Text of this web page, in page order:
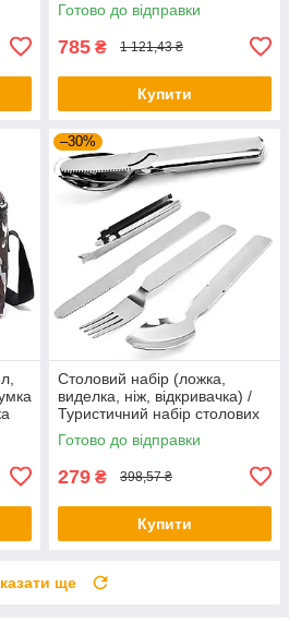
кемпінгу
Готово до відправки
785 ₴ 1 121,43 ₴
Купити
–30%
Столовий набір (ложка,
виделка, ніж, відкривачка) /
Туристичний набір столових
приборів
Готово до відправки
279 ₴ 398,57 ₴
Купити
ще